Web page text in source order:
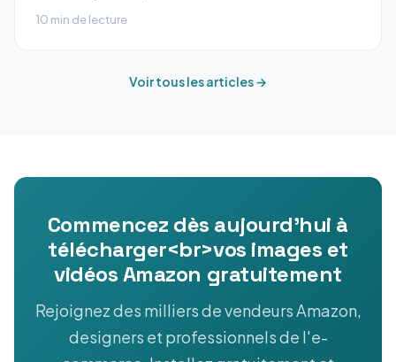
10 min de lecture
Voir tous les articles →
Commencez dès aujourd'hui à
télécharger<br>vos images et
vidéos Amazon gratuitement
Rejoignez des milliers de vendeurs Amazon,
designers et professionnels de l'e-